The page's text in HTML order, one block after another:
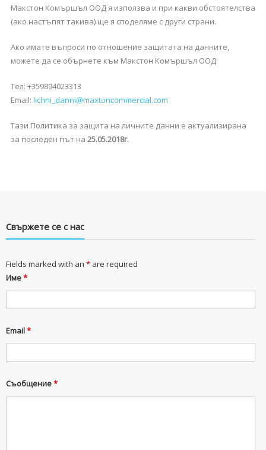
Макстон Комършъл ООД я използва и при какви обстоятелства
(ако настъпят такива) ще я споделяме с други страни.
Ако имате въпроси по отношение защитата на данните,
можете да се обърнете към Макстон Комършъл ООД:
Тел: +359894023313
Email: lichni_danni@maxtoncommercial.com
Тази Политика за защита на личните данни е актуализирана
за последен път на 25.05.2018г.
Свържете се с нас
Fields marked with an *are required
Име*
Email*
Съобщение*